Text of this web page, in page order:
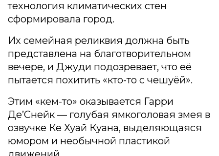
технология климатических стен
сформировала город.
Их семейная реликвия должна быть
представлена на благотворительном
вечере, и Джуди подозревает, что её
пытается похитить «кто-то с чешуёй».
Этим «кем-то» оказывается Гарри
Де’Снейк — голубая ямкоголовая змея в
озвучке Ке Хуай Куана, выделяющаяся
юмором и необычной пластикой